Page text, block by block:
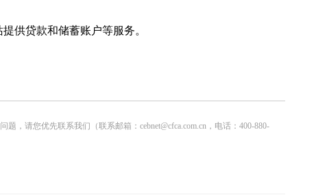
供贷款和储蓄账户等服务。
，请您优先联系我们（联系邮箱：cebnet@cfca.com.cn，电话：400-880-